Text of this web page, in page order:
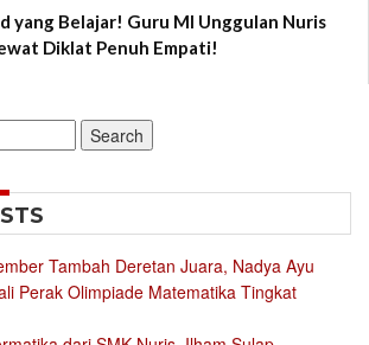
yang Belajar! Guru MI Unggulan Nuris
Diklat Penuh Empati!
Tambah Deretan Juara, Nadya Ayu
Perak Olimpiade Matematika Tingkat